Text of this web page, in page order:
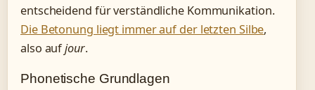
entscheidend für verständliche Kommunikation.
Die Betonung liegt immer auf der letzten Silbe,
also aufjour.
Phonetische Grundlagen